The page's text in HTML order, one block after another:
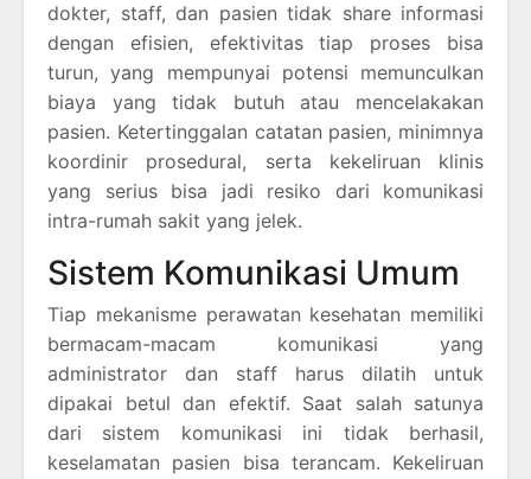
dokter, staff, dan pasien tidak share informasi
dengan efisien, efektivitas tiap proses bisa
turun, yang mempunyai potensi memunculkan
biaya yang tidak butuh atau mencelakakan
pasien. Ketertinggalan catatan pasien, minimnya
koordinir prosedural, serta kekeliruan klinis
yang serius bisa jadi resiko dari komunikasi
intra-rumah sakit yang jelek.
Sistem Komunikasi Umum
Tiap mekanisme perawatan kesehatan memiliki
bermacam-macam komunikasi yang
administrator dan staff harus dilatih untuk
dipakai betul dan efektif. Saat salah satunya
dari sistem komunikasi ini tidak berhasil,
keselamatan pasien bisa terancam. Kekeliruan